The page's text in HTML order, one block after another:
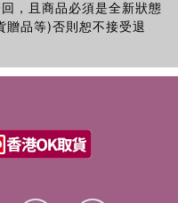
，且商品必須是全新狀態
贈品等)否則恕不接受退